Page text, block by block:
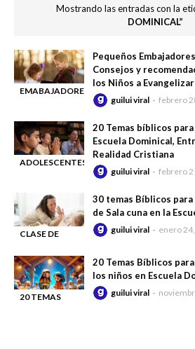
Mostrando las entradas con la
DOMINICAL
EMABAJADORES
DIVINO
Pequeños
Consejos y
los Niños a Evangelizar
guilui viral febrero
ADOLESCENTES
20 Temas bíblicos
Escuela Dominical,
Realidad Cristiana
guilui viral febrero
CLASE DE
DOMINICAL
30 temas Bíblicos
de Sala cuna en la
guilui viral enero
20 TEMAS
20 Temas Bíblicos
los niños en Escuela
guilui viral